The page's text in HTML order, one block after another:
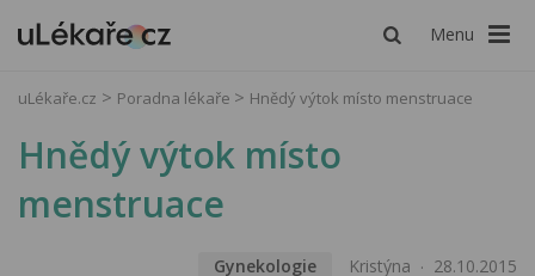
Menu
uLékaře.cz Poradna lékaře Hnědý výtok místo menstruace
Hnědý výtok místo
menstruace
Gynekologie Kristýna 28.10.2015